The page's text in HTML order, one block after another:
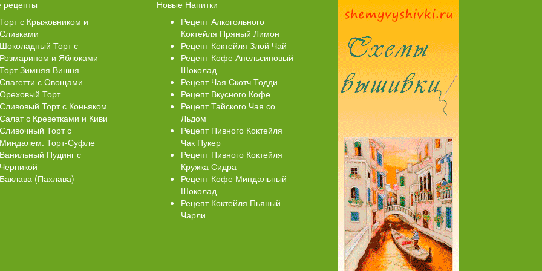
Кексики с Сахарной
Ватрушки с творогом Торт со Свеклой
рецепты
Торт с Крыжовником и
Сливками
Шоколадный Торт с
Розмарином и Яблоками
Торт Зимняя Вишня
Спагетти с Овощами
Ореховый Торт
Сливовый Торт с Коньяком
Салат с Креветками и Киви
Сливочный Торт с
Миндалем. Торт-Суфле
Ванильный Пудинг с
Черникой
Баклава (Пахлава)
Новые Напитки
Рецепт Алкогольного
Коктейля Пряный Лимон
Рецепт Коктейля Злой Чай
Рецепт Кофе Апельсиновый
Шоколад
Рецепт Чая Скотч Тодди
Рецепт Вкусного Кофе
Рецепт Тайского Чая со
Льдом
Рецепт Пивного Коктейля
Чак Пукер
Рецепт Пивного Коктейля
Кружка Сидра
Рецепт Кофе Миндальный
Шоколад
Рецепт Коктейля Пьяный
Чарли